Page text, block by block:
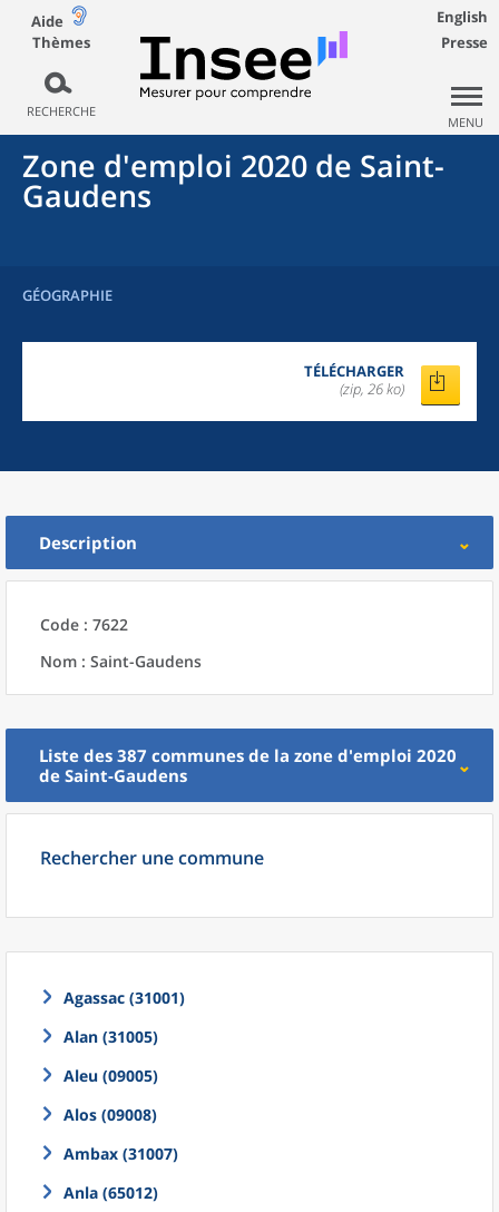
Aide
Thèmes
RECHERCHE
English
Presse
MENU
Zone d'emploi 2020 de Saint-
Gaudens
GÉOGRAPHIE
TÉLÉCHARGER
(zip, 26 ko)
Description
Code : 7622
Nom : Saint-Gaudens
Liste des 387 communes de la zone d'emploi 2020
de Saint-Gaudens
Rechercher une commune
Agassac (31001)
Alan (31005)
Aleu (09005)
Alos (09008)
Ambax (31007)
Anla (65012)